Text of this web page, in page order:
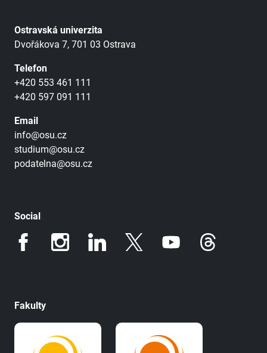
Ostravská univerzita
Dvořákova 7, 701 03 Ostrava
Telefon
+420 553 461 111
+420 597 091 111
Email
info@osu.cz
studium@osu.cz
podatelna@osu.cz
Social
Fakulty